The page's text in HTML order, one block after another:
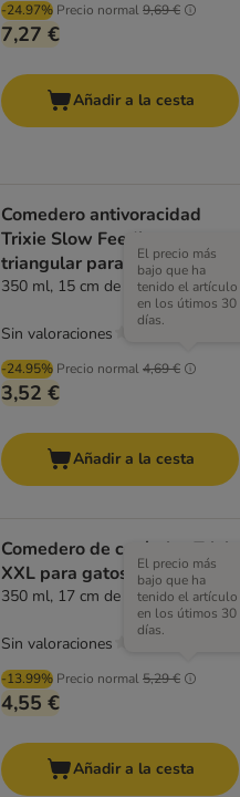
-24.97% Precio normal9,69 €
7,27 €
Añadir a la cesta
Comedero antivoracidad
Trixie Slow Feeding
triangular para mascotas
350 ml, 15 cm de diámetro
-24.95% Precio normal4,69 €
El precio más
bajo que ha
tenido el artículo
en los útimos 30
días.
3,52 €
Sin valoraciones
Añadir a la cesta
Comedero de cerámica Trixie
XXL para gatos
350 ml, 17 cm de diámetro
-13.99% Precio normal5,29 €
El precio más
bajo que ha
tenido el artículo
en los útimos 30
días.
4,55 €
Sin valoraciones
Añadir a la cesta